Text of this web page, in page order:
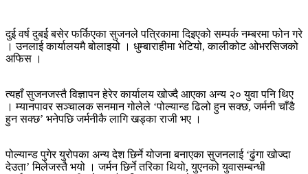
दुई वर्ष दुबई बसेर फर्किएका सुजनले पत्रिकामा दिइएको सम्पर्क नम्बरमा फोन गरे
। उनलाई कार्यालयमै बोलाइयो । धुम्बाराहीमा भेटियो, कालीकोट ओभरसिजको
अफिस ।
त्यहाँ सुजनजस्तै विज्ञापन हेरेर कार्यालय खोज्दै आएका अन्य २० युवा पनि थिए
। म्यानपावर सञ्‍चालक सनमान गोलेले ‘पोल्यान्ड ढिलो हुन सक्छ, जर्मनी चाँडै
हुन सक्छ’ भनेपछि जर्मनीकै लागि खड्का राजी भए ।
पोल्यान्ड पुगेर युरोपका अन्य देश छिर्ने योजना बनाएका सुजनलाई ‘ढुंगा खोज्दा
देउता’ मिलेजस्तै भयो । जर्मन छिर्ने तरिका थियो, युएनको युवासम्बन्धी